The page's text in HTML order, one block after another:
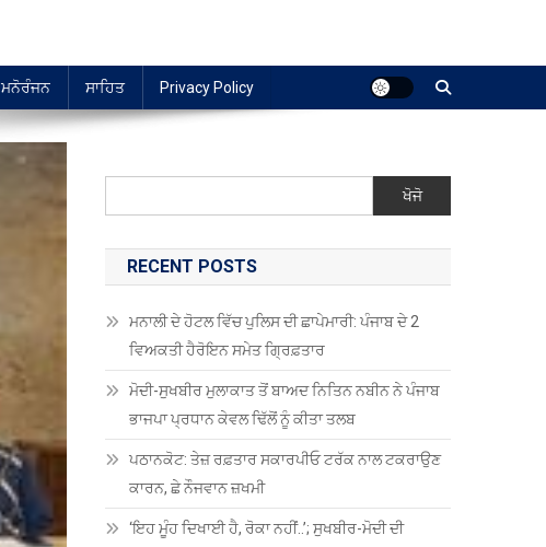
ਮਨੋਰੰਜਨ ਸਾਹਿਤ Privacy Policy
ਖੋਜੋ
RECENT POSTS
ਮਨਾਲੀ ਦੇ ਹੋਟਲ ਵਿੱਚ ਪੁਲਿਸ ਦੀ ਛਾਪੇਮਾਰੀ: ਪੰਜਾਬ ਦੇ 2
ਵਿਅਕਤੀ ਹੈਰੋਇਨ ਸਮੇਤ ਗ੍ਰਿਫ਼ਤਾਰ
ਮੋਦੀ-ਸੁਖਬੀਰ ਮੁਲਾਕਾਤ ਤੋਂ ਬਾਅਦ ਨਿਤਿਨ ਨਬੀਨ ਨੇ ਪੰਜਾਬ
ਭਾਜਪਾ ਪ੍ਰਧਾਨ ਕੇਵਲ ਢਿੱਲੋਂ ਨੂੰ ਕੀਤਾ ਤਲਬ
ਪਠਾਨਕੋਟ: ਤੇਜ਼ ਰਫ਼ਤਾਰ ਸਕਾਰਪੀਓ ਟਰੱਕ ਨਾਲ ਟਕਰਾਉਣ
ਕਾਰਨ, ਛੇ ਨੌਜਵਾਨ ਜ਼ਖਮੀ
‘ਇਹ ਮੂੰਹ ਦਿਖਾਈ ਹੈ, ਰੋਕਾ ਨਹੀਂ..’; ਸੁਖਬੀਰ-ਮੋਦੀ ਦੀ